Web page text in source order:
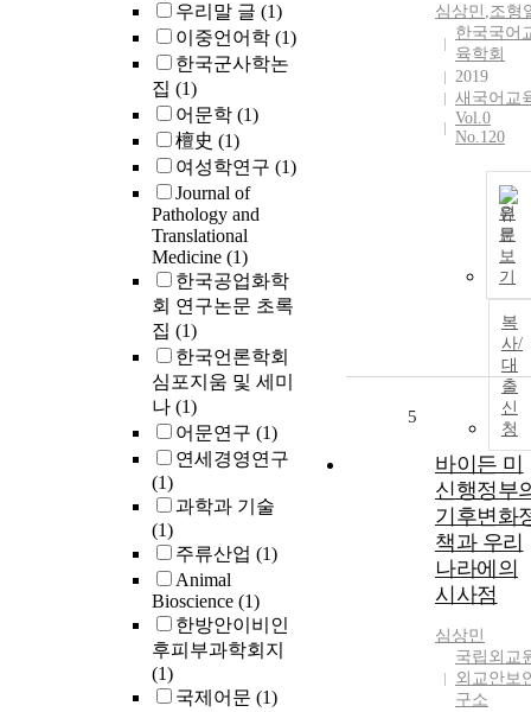
우리말 글 (1)
이중언어학 (1)
한국군사학논
집 (1)
어문학 (1)
檀史 (1)
여성학연구 (1)
Journal of
Pathology and
Translational
Medicine (1)
한국공업화학
회 연구논문 초록
집 (1)
한국언론학회
심포지움 및 세미
나 (1)
어문연구 (1)
연세경영연구
(1)
과학과 기술
(1)
주류산업 (1)
Animal
Bioscience (1)
한방안이비인
후피부과학회지
(1)
국제어문 (1)
심상민 ,조형
한국국어
육학회
2019
새국어교
Vol.0
No.120
원
문
보
기
복
사/
대
출
신
청
5
바이든 미
신행정부
기후변화
책과 우리
나라에의
시사점
심상민
국립외교
외교안보
구소